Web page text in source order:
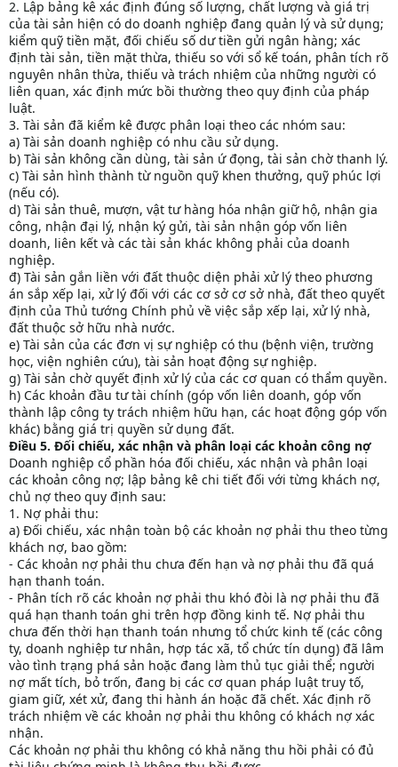
2. Lập bảng kê xác định đúng số lượng, chất lượng và giá trị
của tài sản hiện có do doanh nghiệp đang quản lý và sử dụng;
kiểm quỹ tiền mặt, đối chiếu số dư tiền gửi ngân hàng; xác
định tài sản, tiền mặt thừa, thiếu so với sổ kế toán, phân tích rõ
nguyên nhân thừa, thiếu và trách nhiệm của những người có
liên quan, xác định mức bồi thường theo quy định của pháp
luật.
3. Tài sản đã kiểm kê được phân loại theo các nhóm sau:
a) Tài sản doanh nghiệp có nhu cầu sử dụng.
b) Tài sản không cần dùng, tài sản ứ đọng, tài sản chờ thanh lý.
c) Tài sản hình thành từ nguồn quỹ khen thưởng, quỹ phúc lợi
(nếu có).
d) Tài sản thuê, mượn, vật tư hàng hóa nhận giữ hộ, nhận gia
công, nhận đại lý, nhận ký gửi, tài sản nhận góp vốn liên
doanh, liên kết và các tài sản khác không phải của doanh
nghiệp.
đ) Tài sản gắn liền với đất thuộc diện phải xử lý theo phương
án sắp xếp lại, xử lý đối với các cơ sở cơ sở nhà, đất theo quyết
định của Thủ tướng Chính phủ về việc sắp xếp lại, xử lý nhà,
đất thuộc sở hữu nhà nước.
e) Tài sản của các đơn vị sự nghiệp có thu (bệnh viện, trường
học, viện nghiên cứu), tài sản hoạt động sự nghiệp.
g) Tài sản chờ quyết định xử lý của các cơ quan có thẩm quyền.
h) Các khoản đầu tư tài chính (góp vốn liên doanh, góp vốn
thành lập công ty trách nhiệm hữu hạn, các hoạt động góp vốn
khác) bằng giá trị quyền sử dụng đất.
Điều 5. Đối chiếu, xác nhận và phân loại các khoản công nợ
Doanh nghiệp cổ phần hóa đối chiếu, xác nhận và phân loại
các khoản công nợ; lập bảng kê chi tiết đối với từng khách nợ,
chủ nợ theo quy định sau:
1. Nợ phải thu:
a) Đối chiếu, xác nhận toàn bộ các khoản nợ phải thu theo từng
khách nợ, bao gồm:
- Các khoản nợ phải thu chưa đến hạn và nợ phải thu đã quá
hạn thanh toán.
- Phân tích rõ các khoản nợ phải thu khó đòi là nợ phải thu đã
quá hạn thanh toán ghi trên hợp đồng kinh tế. Nợ phải thu
chưa đến thời hạn thanh toán nhưng tổ chức kinh tế (các công
ty, doanh nghiệp tư nhân, hợp tác xã, tổ chức tín dụng) đã lâm
vào tình trạng phá sản hoặc đang làm thủ tục giải thể; người
nợ mất tích, bỏ trốn, đang bị các cơ quan pháp luật truy tố,
giam giữ, xét xử, đang thi hành án hoặc đã chết. Xác định rõ
trách nhiệm về các khoản nợ phải thu không có khách nợ xác
nhận.
Các khoản nợ phải thu không có khả năng thu hồi phải có đủ